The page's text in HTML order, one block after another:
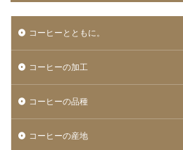
コーヒーとともに。
コーヒーの加工
コーヒーの品種
コーヒーの産地